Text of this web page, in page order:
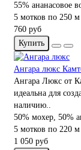
55% ананасовое
5 мотков по 250
760 руб
Купить
Ангара люкс
Ангара Люкс от
идеальна для
наличию..
50% мохер, 50%
5 мотков по 220
1 050 руб